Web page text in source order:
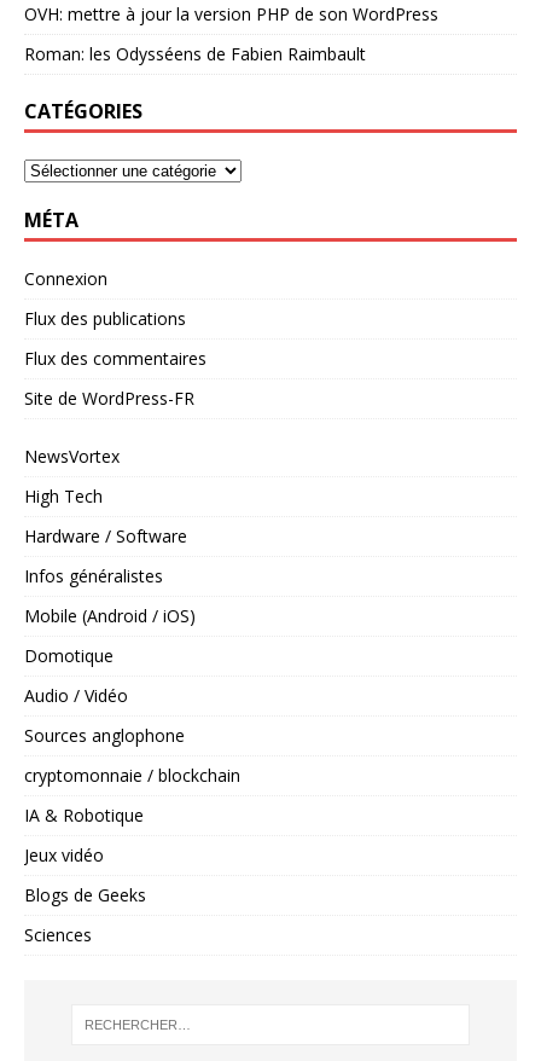
OVH: mettre à jour la version PHP de son WordPress
Roman: les Odysséens de Fabien Raimbault
CATÉGORIES
MÉTA
Connexion
Flux des publications
Flux des commentaires
Site de WordPress-FR
NewsVortex
High Tech
Hardware / Software
Infos généralistes
Mobile (Android / iOS)
Domotique
Audio / Vidéo
Sources anglophone
cryptomonnaie / blockchain
IA & Robotique
Jeux vidéo
Blogs de Geeks
Sciences